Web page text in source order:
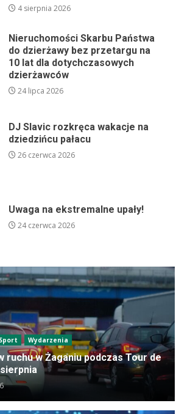
4 sierpnia 2026
Nieruchomości Skarbu Państwa
do dzierżawy bez przetargu na
10 lat dla dotychczasowych
dzierżawców
24 lipca 2026
DJ Slavic rozkręca wakacje na
dziedzińcu pałacu
26 czerwca 2026
Uwaga na ekstremalne upały!
24 czerwca 2026
Sport Wydarzenia
ruchu w Żaganiu podczas Tour de